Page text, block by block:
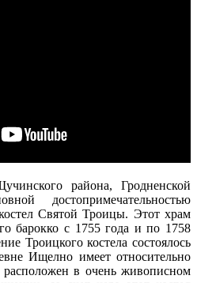
района, Гродненской
достопримечательностью
Святой Троицы. Этот храм
барокко с 1755 года и по 1758
Троицкого костела состоялось
Ищелно имеет относительно
в очень живописном